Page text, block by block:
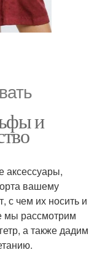
и
аксессуары,
вашему
с чем их носить и
мы рассмотрим
а также дадим